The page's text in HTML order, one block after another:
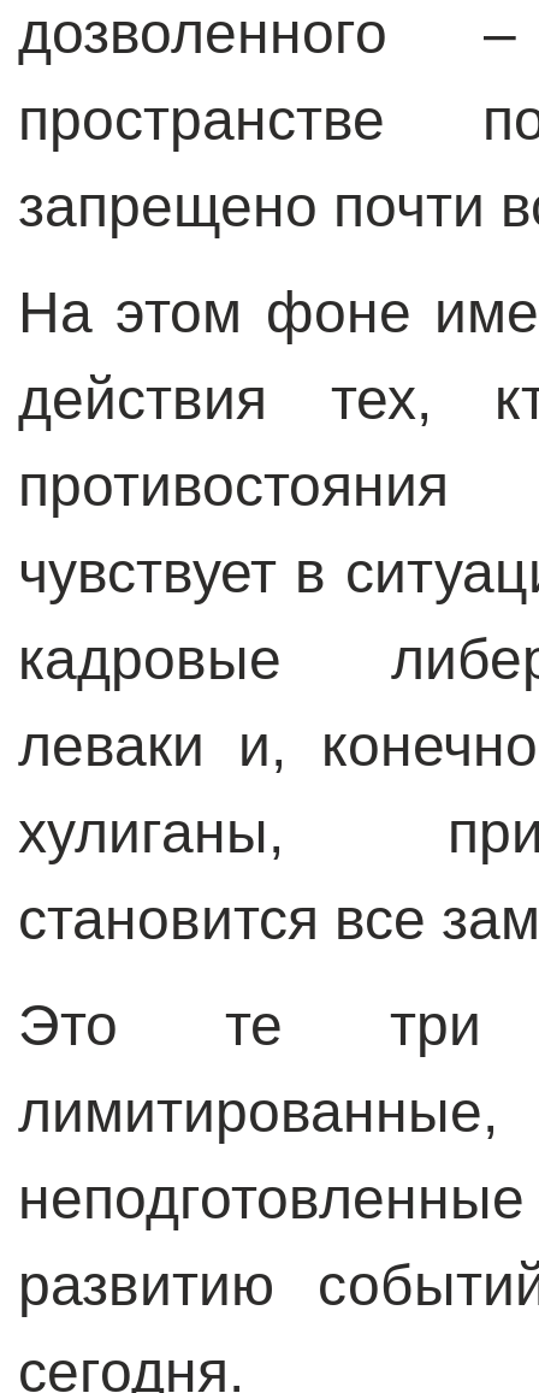
пространстве
запрещено почти
На этом фоне
действия тех,
чувствует в
кадровые
леваки и,
хулиганы,
становится все
Это те три
развитию
сегодня.